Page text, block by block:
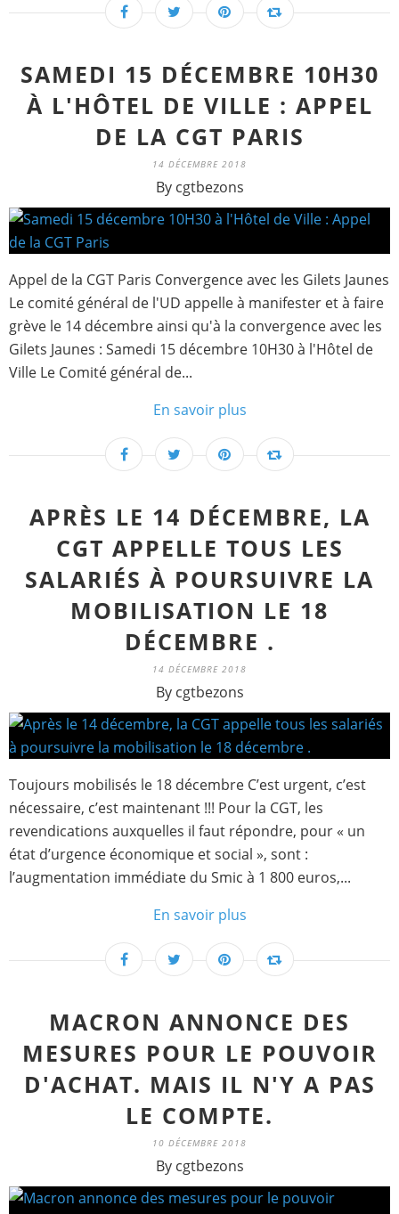
SAMEDI 15 DÉCEMBRE 10H30
À L'HÔTEL DE VILLE : APPEL
DE LA CGT PARIS
14 DÉCEMBRE 2018
By cgtbezons
Appel de la CGT Paris Convergence avec les Gilets Jaunes
Le comité général de l'UD appelle à manifester et à faire
grève le 14 décembre ainsi qu'à la convergence avec les
Gilets Jaunes : Samedi 15 décembre 10H30 à l'Hôtel de
Ville Le Comité général de...
En savoir plus
APRÈS LE 14 DÉCEMBRE, LA
CGT APPELLE TOUS LES
SALARIÉS À POURSUIVRE LA
MOBILISATION LE 18
DÉCEMBRE .
14 DÉCEMBRE 2018
By cgtbezons
Toujours mobilisés le 18 décembre C’est urgent, c’est
nécessaire, c’est maintenant !!! Pour la CGT, les
revendications auxquelles il faut répondre, pour « un
état d’urgence économique et social », sont :
l’augmentation immédiate du Smic à 1 800 euros,...
En savoir plus
MACRON ANNONCE DES
MESURES POUR LE POUVOIR
D'ACHAT. MAIS IL N'Y A PAS
LE COMPTE.
10 DÉCEMBRE 2018
By cgtbezons